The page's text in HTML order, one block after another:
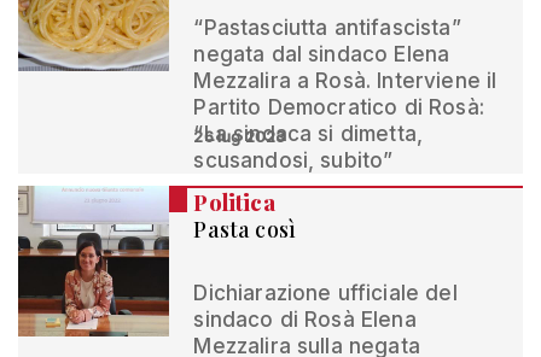
“Pastasciutta antifascista”
negata dal sindaco Elena
Mezzalira a Rosà. Interviene il
Partito Democratico di Rosà:
“La sindaca si dimetta,
scusandosi, subito”
26 lug 2023
Politica
Pasta così
Dichiarazione ufficiale del
sindaco di Rosà Elena
Mezzalira sulla negata